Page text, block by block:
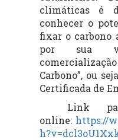
climáticas é
conhecer o
fixar o carbono
por sua
Carbono”, ou
Certificada de
Link
online: https://